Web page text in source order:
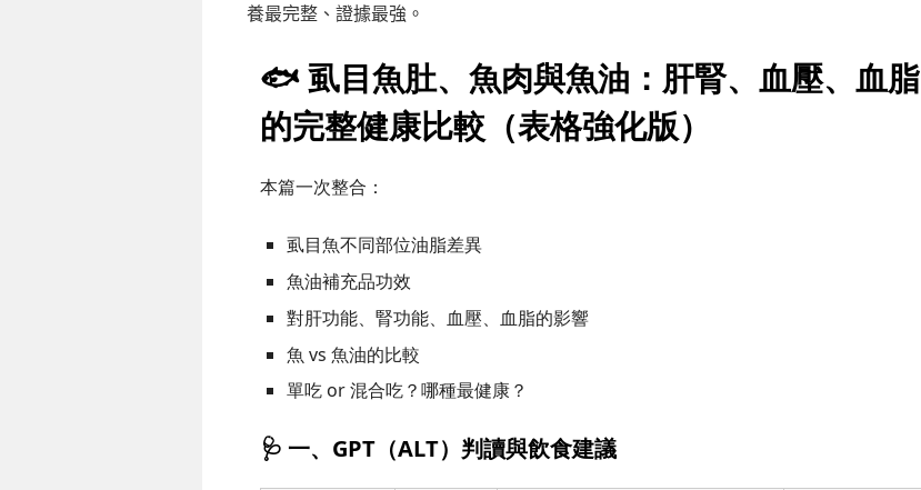
養最完整、證據最強。
🐟 虱目魚肚、魚肉與魚油：肝腎、血壓、血脂
的完整健康比較（表格強化版）
本篇一次整合：
虱目魚不同部位油脂差異
魚油補充品功效
對肝功能、腎功能、血壓、血脂的影響
魚 vs 魚油的比較
單吃 or 混合吃？哪種最健康？
🩺 一、GPT（ALT）判讀與飲食建議